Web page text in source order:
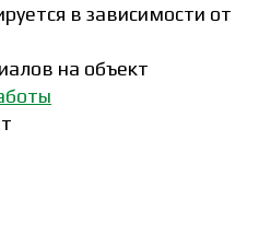
в зависимости от
на объект